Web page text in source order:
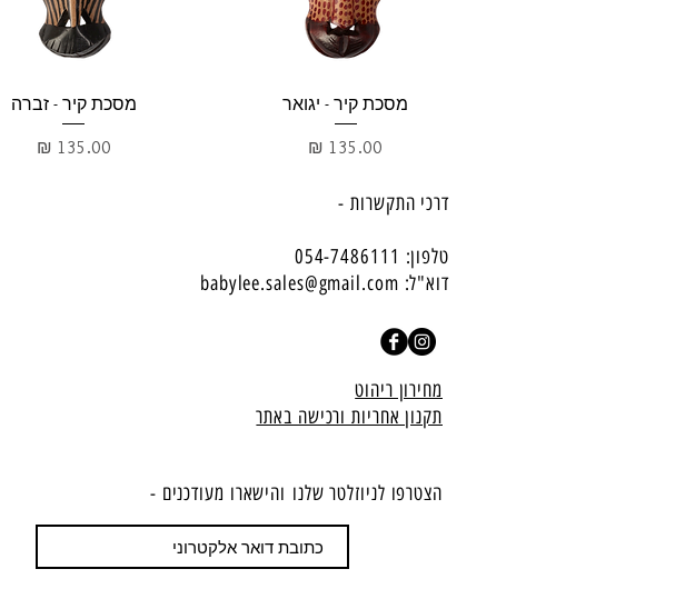
תצוגה מהירה
מסכת קיר - יגואר
מחיר
תצוגה מהירה
מסכת קיר - זברה
מחיר
דרכי התקשרות -
טלפון: 054-7486111
דוא"ל: babylee.sales@gmail.com
מחירון ריהוט
תקנון אחריות ורכישה באתר
הצטרפו לניוזלטר שלנו ​והישארו מעודכנים -